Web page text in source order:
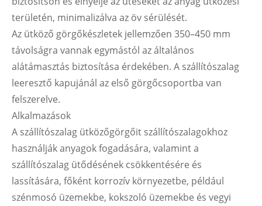
területén, minimalizálva az öv sérülését.
Az ütköző görgőkészletek jellemzően 350–450 mm
távolságra vannak egymástól az általános
alátámasztás biztosítása érdekében. A szállítószalag
leeresztő kapujánál az első görgőcsoportba van
felszerelve.
Alkalmazások
A szállítószalag ütközőgörgőit szállítószalagokhoz
használják anyagok fogadására, valamint a
szállítószalag ütődésének csökkentésére és
lassítására, főként korrozív környezetbe, például
szénmosó üzemekbe, kokszoló üzemekbe és vegyi